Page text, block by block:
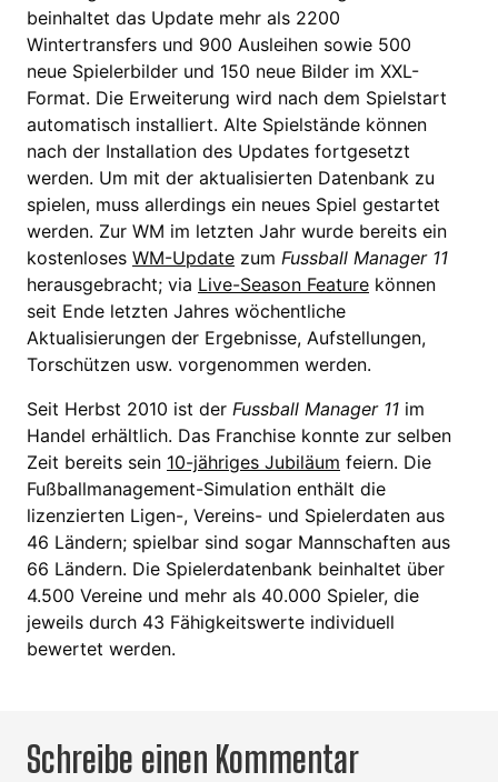
beinhaltet das Update mehr als 2200
Wintertransfers und 900 Ausleihen sowie 500
neue Spielerbilder und 150 neue Bilder im XXL-
Format. Die Erweiterung wird nach dem Spielstart
automatisch installiert. Alte Spielstände können
nach der Installation des Updates fortgesetzt
werden. Um mit der aktualisierten Datenbank zu
spielen, muss allerdings ein neues Spiel gestartet
werden. Zur WM im letzten Jahr wurde bereits ein
kostenloses WM-Update zum Fussball Manager 11
herausgebracht; via Live-Season Feature können
seit Ende letzten Jahres wöchentliche
Aktualisierungen der Ergebnisse, Aufstellungen,
Torschützen usw. vorgenommen werden.
Seit Herbst 2010 ist der Fussball Manager 11 im
Handel erhältlich. Das Franchise konnte zur selben
Zeit bereits sein 10-jähriges Jubiläum feiern. Die
Fußballmanagement-Simulation enthält die
lizenzierten Ligen-, Vereins- und Spielerdaten aus
46 Ländern; spielbar sind sogar Mannschaften aus
66 Ländern. Die Spielerdatenbank beinhaltet über
4.500 Vereine und mehr als 40.000 Spieler, die
jeweils durch 43 Fähigkeitswerte individuell
bewertet werden.
Schreibe einen Kommentar